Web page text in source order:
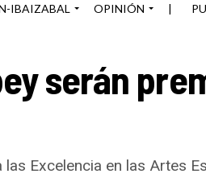
IBAIZABAL OPINIÓN |
serán
Excelencia en las Artes